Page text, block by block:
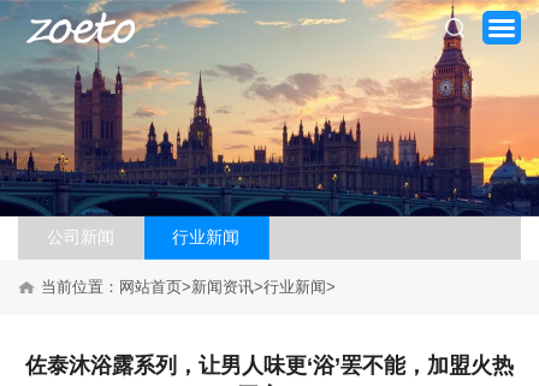
网站首页
公司新闻 行业新闻
当前位置： 网站首页>新闻资讯>行业新闻>
佐泰沐浴露系列，让男人味更‘浴’罢不能，加盟火热